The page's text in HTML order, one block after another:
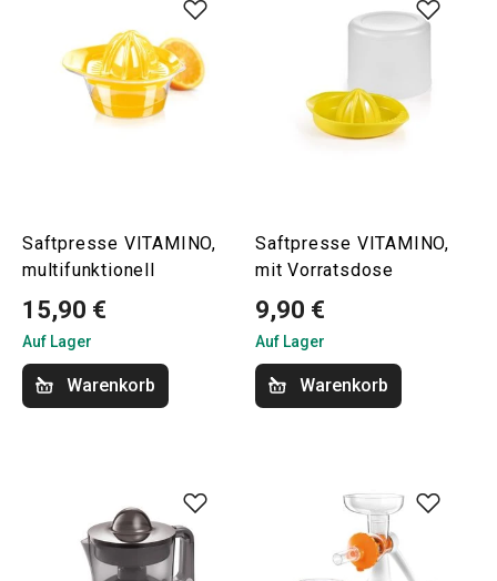
Saftpresse VITAMINO,
multifunktionell
15,90 €
Auf Lager
Warenkorb
Saftpresse VITAMINO,
mit Vorratsdose
9,90 €
Auf Lager
Warenkorb